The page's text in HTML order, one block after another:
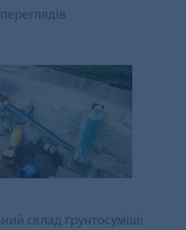
склад ґрунтосуміші